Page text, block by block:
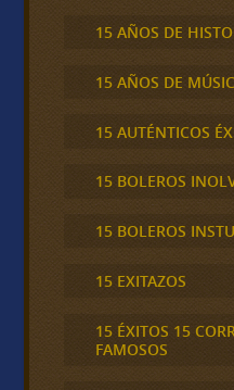
15 AÑOS DE
15 AÑOS DE
15 AUTÉNTICOS
15 BOLEROS
15 BOLEROS
15 EXITAZOS
15 ÉXITOS 15
FAMOSOS